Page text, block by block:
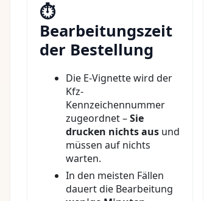
⏱️
Bearbeitungszeit
der Bestellung
Die E-Vignette wird der
Kfz-
Kennzeichennummer
zugeordnet –Sie
drucken nichts aus und
müssen auf nichts
warten.
In den meisten Fällen
dauert die Bearbeitung